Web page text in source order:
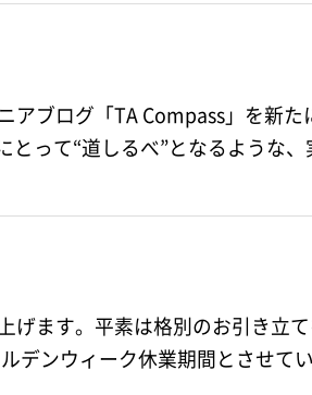
アブログ「TA Compass」を新た
にとって“道しるべ”となるような
ます。平素は格別のお引き立